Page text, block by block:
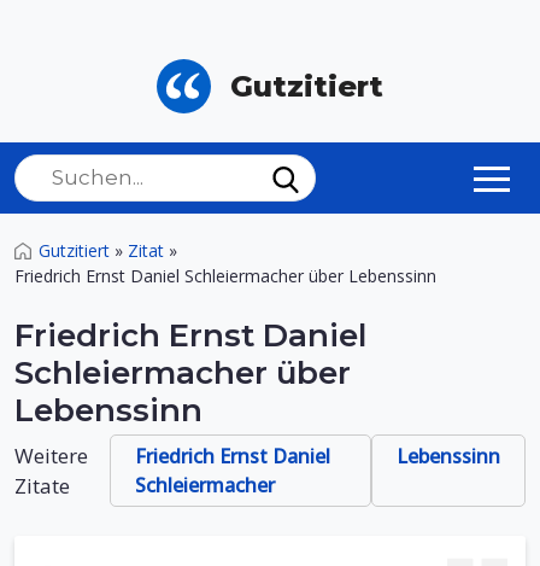
Gutzitiert
Gutzitiert » Zitat »
Friedrich Ernst Daniel Schleiermacher über Lebenssinn
Friedrich Ernst Daniel
Schleiermacher über
Lebenssinn
Weitere
Zitate
Friedrich Ernst Daniel
Schleiermacher
Lebenssinn